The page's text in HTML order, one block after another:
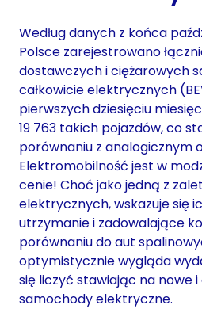
Według danych z końca
Polsce zarejestrowano
dostawczych i ciężarowych
całkowicie elektrycznych
pierwszych dziesięciu
19 763 takich pojazdów, co
porównaniu z analogicznym
Elektromobilność jest w
cenie! Choć jako jedną z
elektrycznych, wskazuje się
utrzymanie i zadowalające
porównaniu do aut
optymistycznie wygląda
się liczyć stawiając na nowe
samochody elektryczne.